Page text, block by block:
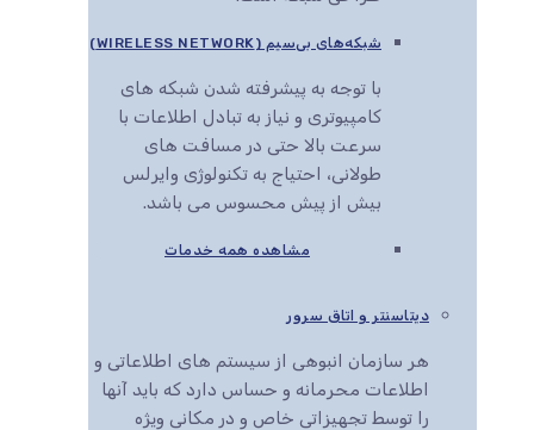
شبکه‌های بی‌سیم (WIRELESS NETWORK)
با توجه به پیشرفته شدن شبکه های
کامپیوتری و نیاز به تبادل اطلاعات با
سرعت بالا حتی در مسافت های
طولانی، احتیاج به تکنولوژی وایرلس
بیش از پیش محسوس می باشد.
مشاهده همه خدمات
دیتاسنتر و اتاق سرور
هر سازمان انبوهی از سیستم های اطلاعاتی و
اطلاعات محرمانه و حساس دارد که باید آنها
را توسط تجهیزاتی خاص و در مکانی ویژه